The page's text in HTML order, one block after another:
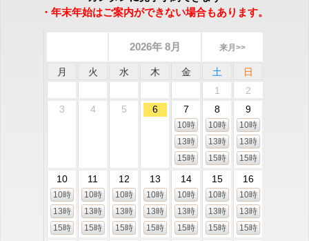
・年末年始はご案内ができない場合もあります。
2026年 8月 来月>>
月 火 水 木 金 土
日
1
2
3
4 5 6 7
10時
13時
15時
8
10時
13時
15時
9
10時
13時
15時
10
10時
13時
15時
11
10時
13時
15時
12
10時
13時
15時
13
10時
13時
15時
14
10時
13時
15時
15
10時
13時
15時
16
10時
13時
15時